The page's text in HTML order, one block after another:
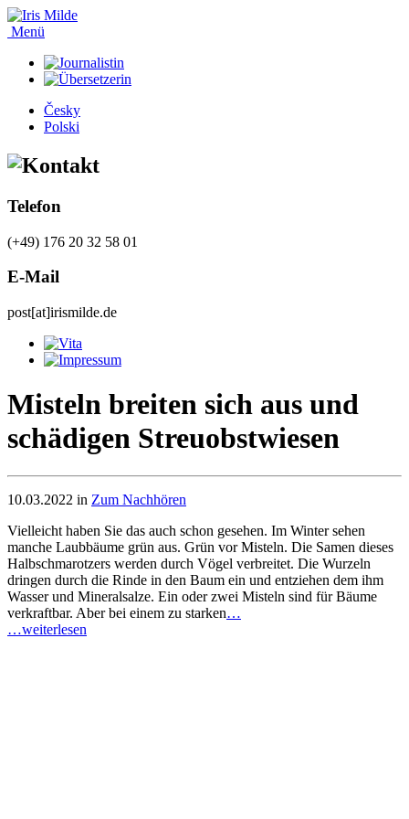
Menü
Česky
Polski
Telefon
(+49) 176 20 32 58 01
E-Mail
post[at]irismilde.de
Misteln breiten sich aus und
schädigen Streuobstwiesen
10.03.2022 in Zum Nachhören
Vielleicht haben Sie das auch schon gesehen. Im Winter sehen
manche Laubbäume grün aus. Grün vor Misteln. Die Samen dieses
Halbschmarotzers werden durch Vögel verbreitet. Die Wurzeln
dringen durch die Rinde in den Baum ein und entziehen dem ihm
Wasser und Mineralsalze. Ein oder zwei Misteln sind für Bäume
verkraftbar. Aber bei einem zu starken…
…weiterlesen